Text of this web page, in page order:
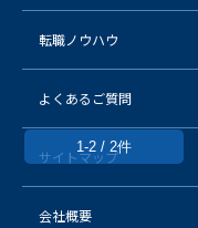
1-2 / 2件
転職ノウハウ
よくあるご質問
サイトマップ
会社概要